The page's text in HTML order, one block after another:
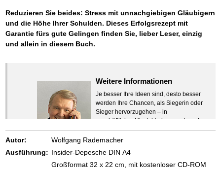
Reduzieren Sie beides: Stress mit unnachgiebigen Gläubigern
und die Höhe Ihrer Schulden. Dieses Erfolgsrezept mit
Garantie fürs gute Gelingen finden Sie, lieber Leser, einzig
und allein in diesem Buch.
Weitere Informationen
Je besser Ihre Ideen sind, desto besser
werden Ihre Chancen, als Siegerin oder
Sieger hervorzugehen – in
geschäftlicher Hinsicht ebenso wie auf
beruflichem oder privatem Gebiet. Denn
eins ist todsicher:
Zeigen Sie mit der Maus hierhin, um
Autor:
Wolfgang Rademacher
Ausführung: Insider-Depesche DIN A4
Großformat 32 x 22 cm, mit kostenloser CD-ROM